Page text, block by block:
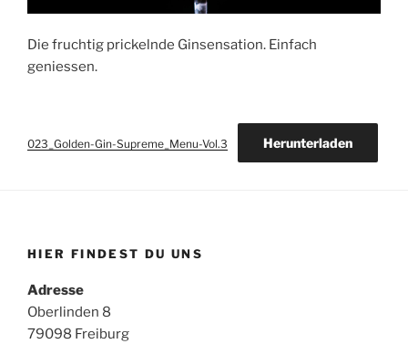
Die fruchtig prickelnde Ginsensation. Einfach
geniessen.
023_Golden-Gin-Supreme_Menu-Vol.3 Herunterladen
HIER FINDEST DU UNS
Adresse
Oberlinden 8
79098 Freiburg